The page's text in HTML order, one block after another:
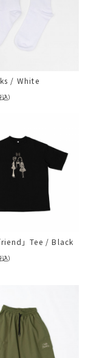
/ White
込）
」Tee / Black
込）